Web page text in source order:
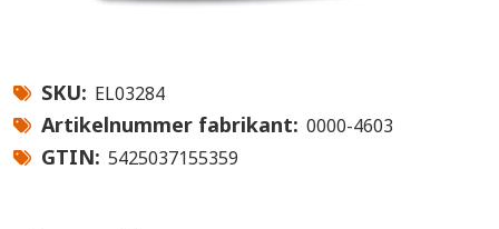
SKU EL03284
Artikelnummer fabrikant 0000-4603
GTIN 5425037155359